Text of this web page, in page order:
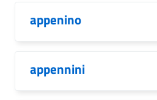
appenino
appennini